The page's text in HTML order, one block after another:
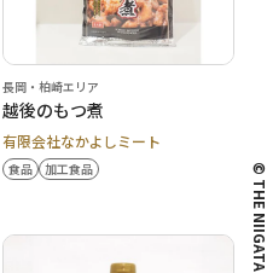
長岡・柏崎エリア
越後のもつ煮
有限会社なかよしミート
食品 加工食品 © THE